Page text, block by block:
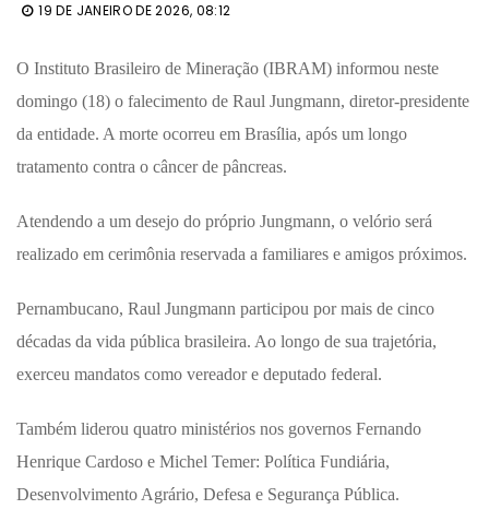
19 DE JANEIRO DE 2026, 08:12
O Instituto Brasileiro de Mineração (IBRAM) informou neste
domingo (18) o falecimento de Raul Jungmann, diretor-presidente
da entidade. A morte ocorreu em Brasília, após um longo
tratamento contra o câncer de pâncreas.
Atendendo a um desejo do próprio Jungmann, o velório será
realizado em cerimônia reservada a familiares e amigos próximos.
Pernambucano, Raul Jungmann participou por mais de cinco
décadas da vida pública brasileira. Ao longo de sua trajetória,
exerceu mandatos como vereador e deputado federal.
Também liderou quatro ministérios nos governos Fernando
Henrique Cardoso e Michel Temer: Política Fundiária,
Desenvolvimento Agrário, Defesa e Segurança Pública.